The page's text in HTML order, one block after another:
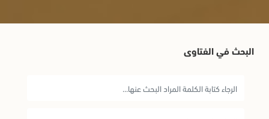
البحث في الفتاوى